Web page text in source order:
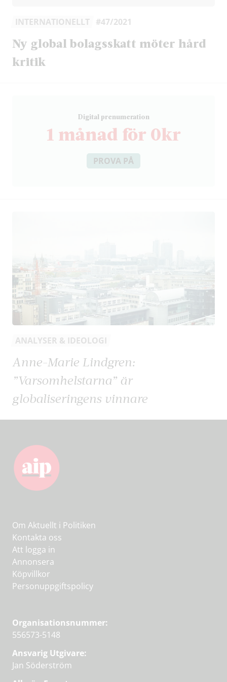
INTERNATIONELLT #47/2021
Ny global bolagsskatt möter hård
kritik
Digital prenumeration
1 månad för 0kr
PROVA PÅ
ANALYSER & IDEOLOGI
Anne-Marie Lindgren:
”Varsomhelstarna” är
globaliseringens vinnare
Om Aktuellt i Politiken
Kontakta oss
Att logga in
Annonsera
Köpvillkor
Personuppgiftspolicy
Organisationsnummer:
556573-5148
Ansvarig Utgivare:
Jan Söderström